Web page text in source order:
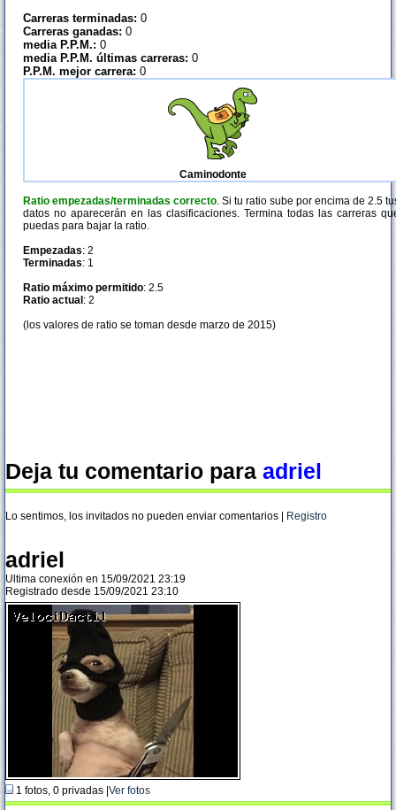
Carreras terminadas: 0
Carreras ganadas: 0
media P.P.M.: 0
media P.P.M. últimas carreras: 0
P.P.M. mejor carrera: 0
Caminodonte
Ratio empezadas/terminadas correcto. Si tu ratio sube por encima de 2.5
datos no aparecerán en las clasificaciones. Termina todas las carreras
puedas para bajar la ratio.
Empezadas: 2
Terminadas: 1
Ratio máximo permitido: 2.5
Ratio actual : 2
(los valores de ratio se toman desde marzo de 2015)
Deja tu comentario para adriel
Lo sentimos, los invitados no pueden enviar comentarios | Registro
adriel
Ultima conexión en 15/09/2021 23:19
Registrado desde 15/09/2021 23:10
1 fotos, 0 privadas | Ver fotos